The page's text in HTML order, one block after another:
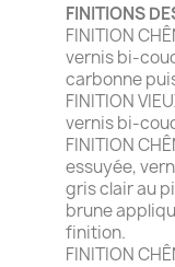
FINITIONS
FINITION
vernis bi-
carbonne
FINITION
vernis bi-
FINITION
essuyée,
gris clair au
brune
finition.
FINITION